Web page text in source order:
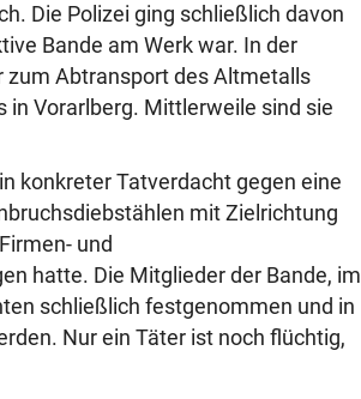
Die Polizei ging schließlich davon
Bande am Werk war. In der
zum Abtransport des Altmetalls
in Vorarlberg. Mittlerweile sind sie
konkreter Tatverdacht gegen eine
mit Zielrichtung
und
hatte. Die Mitglieder der Bande, im
schließlich festgenommen und in
Nur ein Täter ist noch flüchtig,